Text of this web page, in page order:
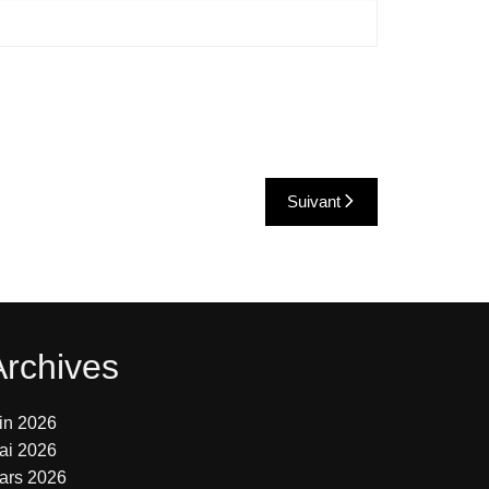
Suivant
2026
2026
2026